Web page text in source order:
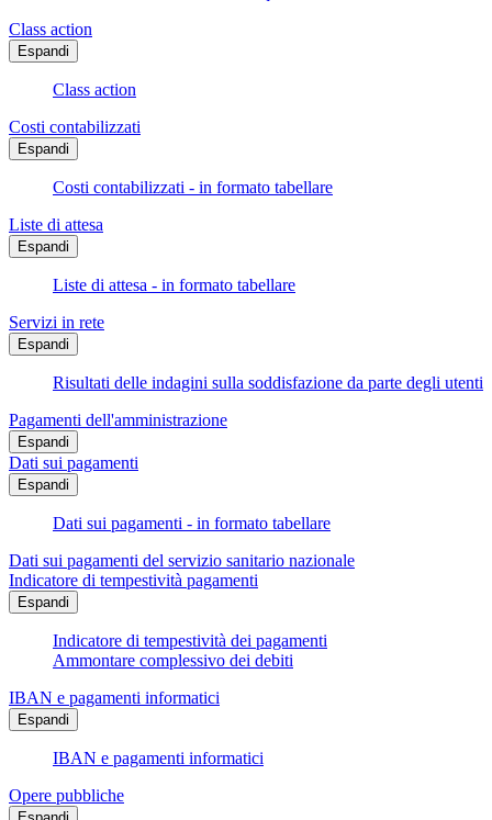
Class action
Espandi
Class action
Costi contabilizzati
Espandi
Costi contabilizzati - in formato tabellare
Liste di attesa
Espandi
Liste di attesa - in formato tabellare
Servizi in rete
Espandi
Risultati delle indagini sulla soddisfazione da parte degli utenti
Pagamenti dell'amministrazione
Espandi
Dati sui pagamenti
Espandi
Dati sui pagamenti - in formato tabellare
Dati sui pagamenti del servizio sanitario nazionale
Indicatore di tempestività pagamenti
Espandi
Indicatore di tempestività dei pagamenti
Ammontare complessivo dei debiti
IBAN e pagamenti informatici
Espandi
IBAN e pagamenti informatici
Opere pubbliche